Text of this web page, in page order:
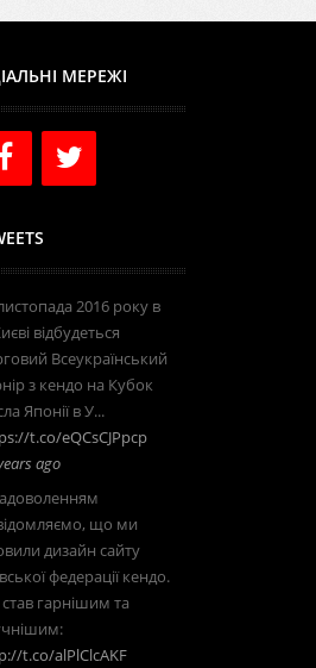
МЕРЕЖІ
2016 року в
відбудеться
Всеукраїнський
з кендо на Кубок
Японії в У...
t.co/eQCsCJPpcp
ago
що ми
дизайн сайту
федерації кендо.
став гарнішим та
t.co/alPlClcAKF